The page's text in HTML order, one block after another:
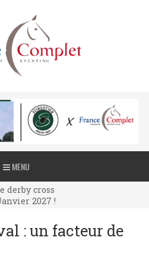
MENU
derby cross
2027 !
derby cross
2027 !
2027 !
: un facteur de